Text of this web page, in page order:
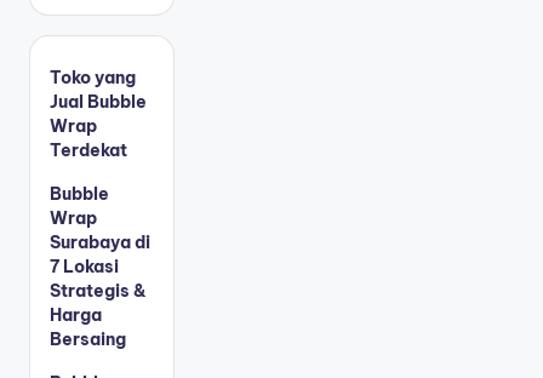
Toko yang
Jual Bubble
Wrap
Terdekat
Bubble
Wrap
Surabaya di
7 Lokasi
Strategis &
Harga
Bersaing